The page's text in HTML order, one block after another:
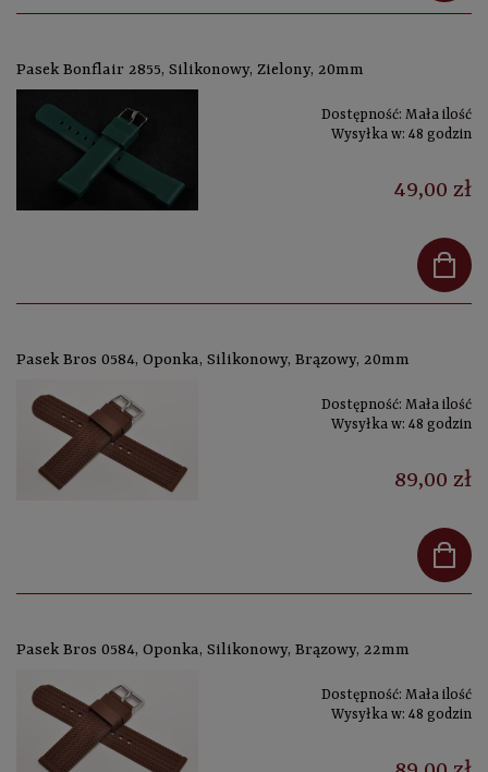
Pasek Bonflair 2855, Silikonowy, Zielony, 20mm
Dostępność: Mała ilość
Wysyłka w: 48 godzin
49,00 zł
Pasek Bros 0584, Oponka, Silikonowy, Brązowy, 20mm
Dostępność: Mała ilość
Wysyłka w: 48 godzin
89,00 zł
Pasek Bros 0584, Oponka, Silikonowy, Brązowy, 22mm
Dostępność: Mała ilość
Wysyłka w: 48 godzin